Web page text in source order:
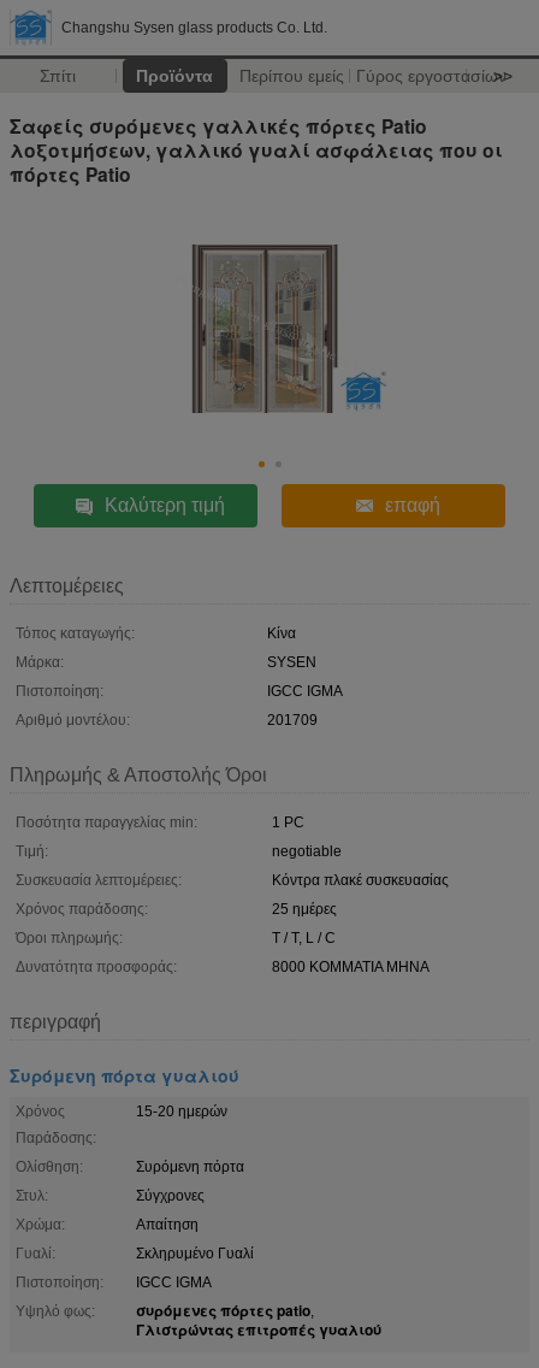
Changshu Sysen glass products Co. Ltd.
Σπίτι Προϊόντα Περίπου εμείς Γύρος εργοστασίων
>>
Σαφείς συρόμενες γαλλικές πόρτες Patio
λοξοτμήσεων, γαλλικό γυαλί ασφάλειας που οι
πόρτες Patio
Καλύτερη τιμή επαφή
Λεπτομέρειες
Τόπος καταγωγής:
Κίνα
Μάρκα:
SYSEN
Πιστοποίηση:
IGCC IGMA
Αριθμό μοντέλου:
201709
Πληρωμής & Αποστολής Όροι
Ποσότητα παραγγελίας min:
1 PC
Τιμή:
negotiable
Συσκευασία λεπτομέρειες:
Κόντρα πλακέ συσκευασίας
Χρόνος παράδοσης:
25 ημέρες
Όροι πληρωμής:
T / T, L / C
Δυνατότητα προσφοράς:
8000 ΚΟΜΜΑΤΙΑ ΜΗΝΑ
περιγραφή
Συρόμενη πόρτα γυαλιού
Χρόνος
Παράδοσης:
15-20 ημερών
Ολίσθηση:
Συρόμενη πόρτα
Στυλ:
Σύγχρονες
Χρώμα:
Απαίτηση
Γυαλί:
Σκληρυμένο Γυαλί
Πιστοποίηση:
IGCC IGMA
Υψηλό φως:
συρόμενες πόρτες patio,
Γλιστρώντας επιτροπές γυαλιού